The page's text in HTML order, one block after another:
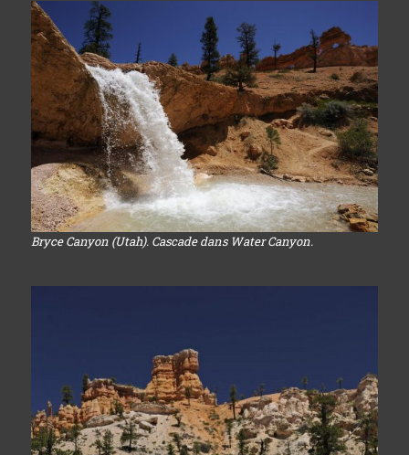
Bryce Canyon (Utah). Cascade dans Water Canyon.